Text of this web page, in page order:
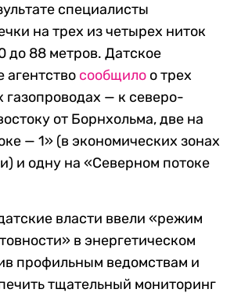
специалисты
на трех из четырех ниток
до 88 метров. Датское
агентство сообщило о трех
газопроводах — к северо-
от Борнхольма, две на
— 1» (в экономических зонах
и одну на «Северном потоке
власти ввели «режим
в энергетическом
профильным ведомствам и
тщательный мониторинг